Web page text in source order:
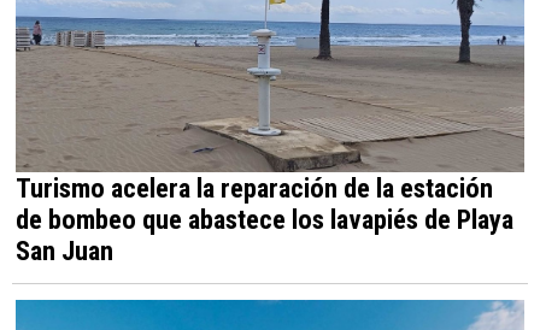
Turismo acelera la reparación de la estación
de bombeo que abastece los lavapiés de Playa
San Juan